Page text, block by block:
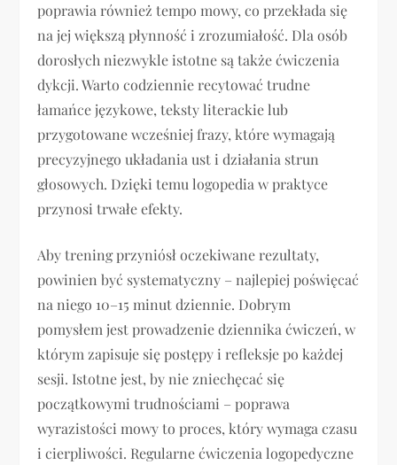
poprawia również tempo mowy, co przekłada się
na jej większą płynność i zrozumiałość. Dla osób
dorosłych niezwykle istotne są także ćwiczenia
dykcji. Warto codziennie recytować trudne
łamańce językowe, teksty literackie lub
przygotowane wcześniej frazy, które wymagają
precyzyjnego układania ust i działania strun
głosowych. Dzięki temu logopedia w praktyce
przynosi trwałe efekty.
Aby trening przyniósł oczekiwane rezultaty,
powinien być systematyczny – najlepiej poświęcać
na niego 10–15 minut dziennie. Dobrym
pomysłem jest prowadzenie dziennika ćwiczeń, w
którym zapisuje się postępy i refleksje po każdej
sesji. Istotne jest, by nie zniechęcać się
początkowymi trudnościami – poprawa
wyrazistości mowy to proces, który wymaga czasu
i cierpliwości. Regularne ćwiczenia logopedyczne